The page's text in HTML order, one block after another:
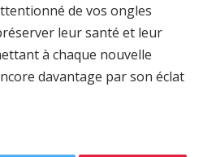
de vos ongles
leur santé et leur
à chaque nouvelle
davantage par son éclat